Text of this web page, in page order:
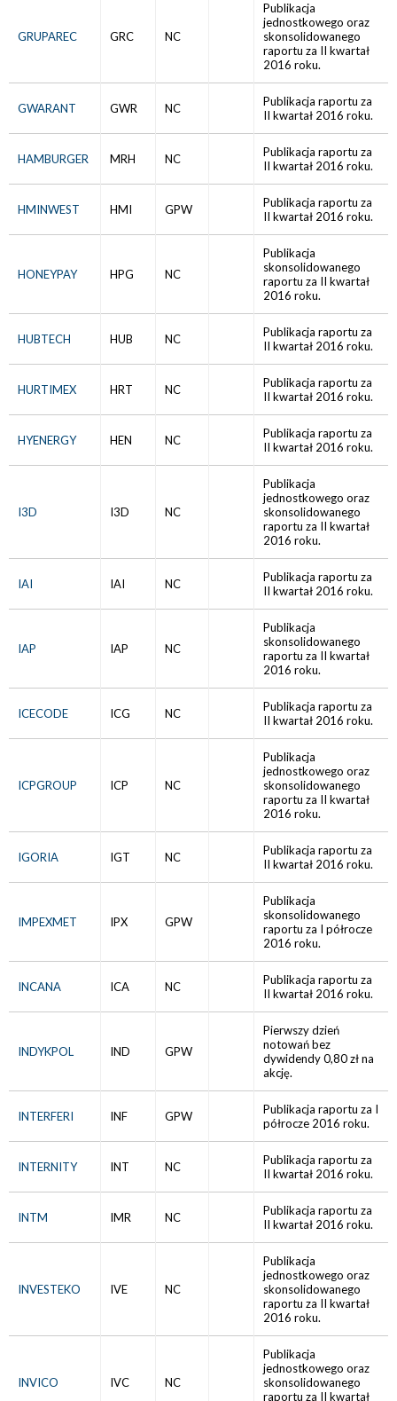
GRUPAREC GRC NC
Publikacja
jednostkowego oraz
skonsolidowanego
raportu za II kwartał
2016 roku.
GWARANT GWR NC
Publikacja raportu za
II kwartał 2016 roku.
HAMBURGER MRH NC
Publikacja raportu za
II kwartał 2016 roku.
HMINWEST HMI GPW
Publikacja raportu za
II kwartał 2016 roku.
HONEYPAY HPG NC
Publikacja
skonsolidowanego
raportu za II kwartał
2016 roku.
HUBTECH HUB NC
Publikacja raportu za
II kwartał 2016 roku.
HURTIMEX HRT NC
Publikacja raportu za
II kwartał 2016 roku.
HYENERGY HEN NC
Publikacja raportu za
II kwartał 2016 roku.
I3D I3D NC
Publikacja
jednostkowego oraz
skonsolidowanego
raportu za II kwartał
2016 roku.
IAI IAI NC
Publikacja raportu za
II kwartał 2016 roku.
IAP IAP NC
Publikacja
skonsolidowanego
raportu za II kwartał
2016 roku.
ICECODE ICG NC
Publikacja raportu za
II kwartał 2016 roku.
ICPGROUP ICP NC
Publikacja
jednostkowego oraz
skonsolidowanego
raportu za II kwartał
2016 roku.
IGORIA IGT NC
Publikacja raportu za
II kwartał 2016 roku.
IMPEXMET IPX GPW
Publikacja
skonsolidowanego
raportu za I półrocze
2016 roku.
INCANA ICA NC
Publikacja raportu za
II kwartał 2016 roku.
INDYKPOL IND GPW
Pierwszy dzień
notowań bez
dywidendy 0,80 zł na
akcję.
INTERFERI INF GPW
Publikacja raportu za I
półrocze 2016 roku.
INTERNITY INT NC
Publikacja raportu za
II kwartał 2016 roku.
INTM IMR NC
Publikacja raportu za
II kwartał 2016 roku.
INVESTEKO IVE NC
Publikacja
jednostkowego oraz
skonsolidowanego
raportu za II kwartał
2016 roku.
INVICO IVC NC
Publikacja
jednostkowego oraz
skonsolidowanego
raportu za II kwartał